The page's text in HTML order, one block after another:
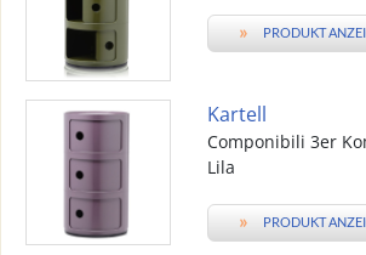
» PRODUKT
Kartell
Componibili 3er
Lila
» PRODUKT